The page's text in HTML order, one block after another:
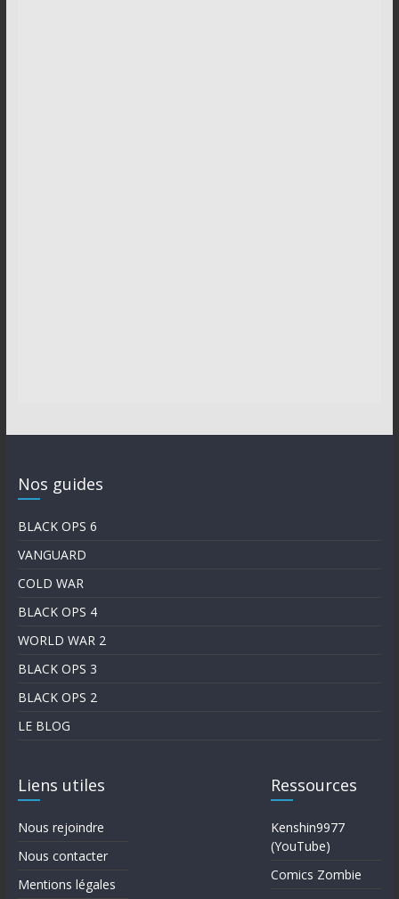
Nos guides
BLACK OPS 6
VANGUARD
COLD WAR
BLACK OPS 4
WORLD WAR 2
BLACK OPS 3
BLACK OPS 2
LE BLOG
Liens utiles
Nous rejoindre
Nous contacter
Mentions légales
Ressources
Kenshin9977
(YouTube)
Comics Zombie